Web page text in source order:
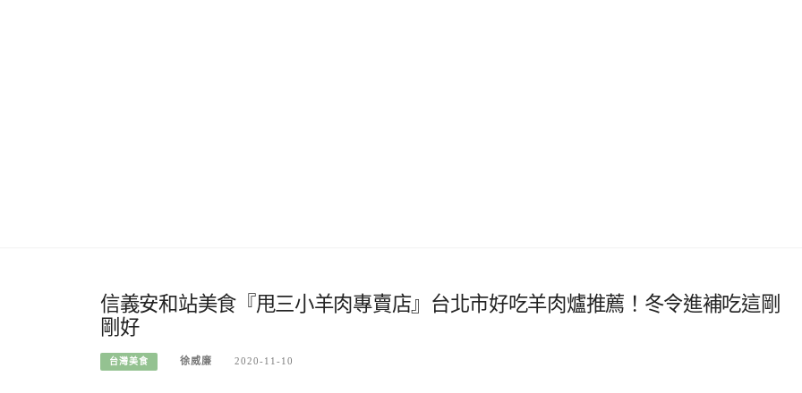
信義安和站美食『甩三小羊肉專賣店』台北市好吃羊肉爐推薦！冬令進補吃這剛
剛好
台灣美食 徐威廉 2020-11-10